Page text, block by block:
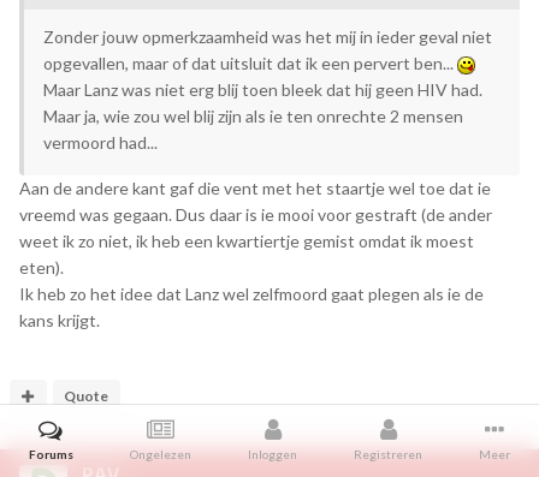
Zonder jouw opmerkzaamheid was het mij in ieder geval niet
opgevallen, maar of dat uitsluit dat ik een pervert ben...
Maar Lanz was niet erg blij toen bleek dat hij geen HIV had.
Maar ja, wie zou wel blij zijn als ie ten onrechte 2 mensen
vermoord had...
Aan de andere kant gaf die vent met het staartje wel toe dat ie
vreemd was gegaan. Dus daar is ie mooi voor gestraft (de ander
weet ik zo niet, ik heb een kwartiertje gemist omdat ik moest
eten).
Ik heb zo het idee dat Lanz wel zelfmoord gaat plegen als ie de
kans krijgt.
Quote
Forums Ongelezen Inloggen Registreren Meer